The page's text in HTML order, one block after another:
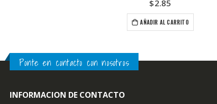
$2.85
AÑADIR AL CARRITO
Ponte en contacto con nosotros
INFORMACION DE CONTACTO